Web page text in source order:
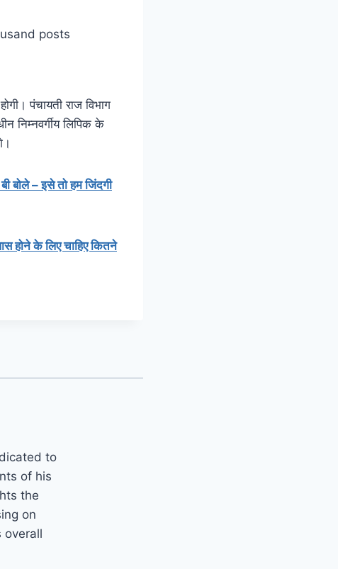
पंचायती राज विभाग
निम्नवर्गीय लिपिक के
बोले – इसे तो हम जिंदगी
होने के लिए चाहिए कितने
to
of his
the
on
overall